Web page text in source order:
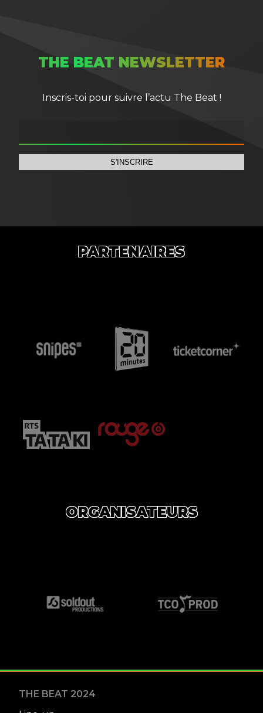
THE BEAT NEWSLETTER
Inscris-toi pour suivre l’actu The Beat !
S'INSCRIRE
PARTENAIRES
ORGANISATEURS
THE BEAT 2024